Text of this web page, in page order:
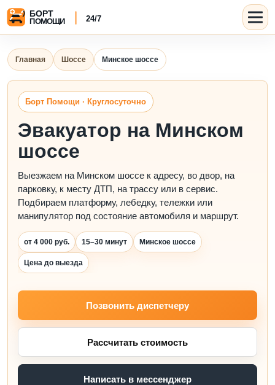
Главная Шоссе Минское шоссе
Борт Помощи · Круглосуточно
Эвакуатор на Минском
шоссе
Выезжаем на Минском шоссе к адресу, во двор, на
парковку, к месту ДТП, на трассу или в сервис.
Подбираем платформу, лебедку, тележки или
манипулятор под состояние автомобиля и маршрут.
от 4 000 руб. 15–30 минут Минское шоссе
Цена до выезда
Позвонить диспетчеру
Рассчитать стоимость
Написать в мессенджер